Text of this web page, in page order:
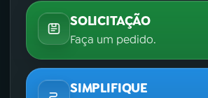
SOLICITAÇÃO
Faça um pedido.
SIMPLIFIQUE